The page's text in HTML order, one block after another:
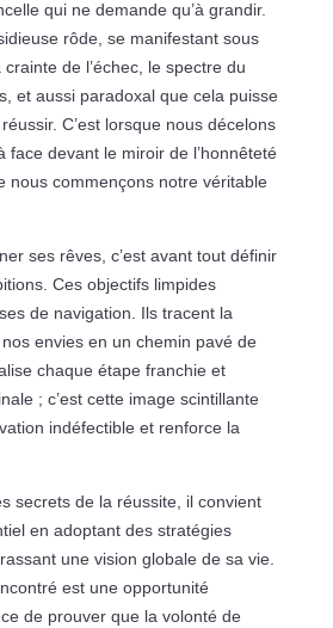
qui ne demande qu’à grandir.
rôde, se manifestant sous
de l’échec, le spectre du
et aussi paradoxal que cela puisse
C’est lorsque nous décelons
face devant le miroir de l’honnêteté
nous commençons notre véritable
ses rêves, c’est avant tout définir
Ces objectifs limpides
de navigation. Ils tracent la
envies en un chemin pavé de
chaque étape franchie et
; c’est cette image scintillante
indéfectible et renforce la
secrets de la réussite, il convient
en adoptant des stratégies
une vision globale de sa vie.
est une opportunité
de prouver que la volonté de